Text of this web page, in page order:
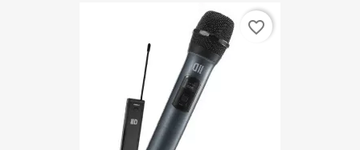
favorite_border